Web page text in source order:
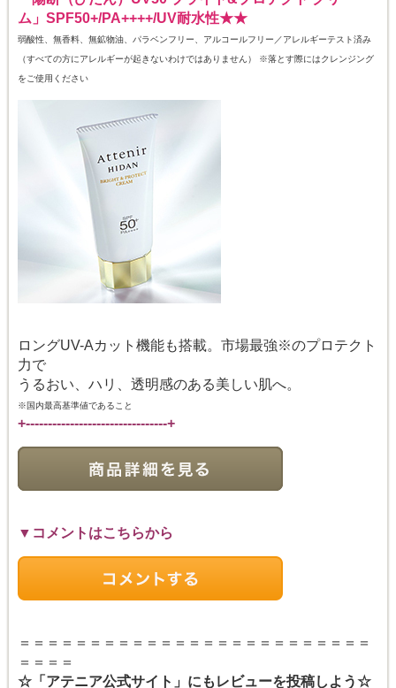
ム」 SPF50+/PA++++/UV耐水性★★
弱酸性、無香料、無鉱物油、パラベンフリー、アルコールフリー／アレルギーテスト済み
（すべての方にアレルギーが起きないわけではありません） ※落とす際にはクレンジング
をご使用ください
ロングUV-Aカット機能も搭載。市場最強※のプロテクト
力で
うるおい、ハリ、透明感のある美しい肌へ。
※国内最高基準値であること
+--------------------------------+
▼コメントはこちらから
＝＝＝＝＝＝＝＝＝＝＝＝＝＝＝＝＝＝＝＝＝＝＝＝＝
＝＝＝＝
☆「アテニア公式サイト」にもレビューを投稿しよう☆